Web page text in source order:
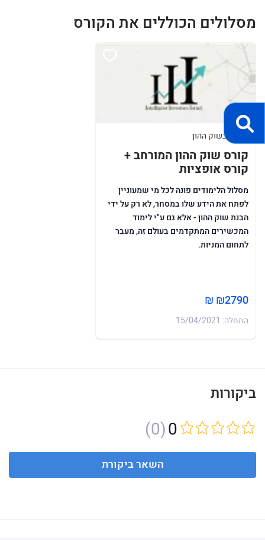
מסלולים הכוללים את הקורס
מסחר בשוק ההון
קורס שוק ההון המורחב +
קורס אופציות
מסלול הלימודים פונה לכל מי שמעוניין
לפתח את הידע שלו במסחר, לא רק על ידי
הבנת שוק ההון - אלא גם ע"י לימוד
המכשירים המתקדמים בעולם זה, מעבר
לתחום המניות.
₪2790 ₪
התחלה: 15/04/2021
ביקורות
(0)0
השאר ביקורת